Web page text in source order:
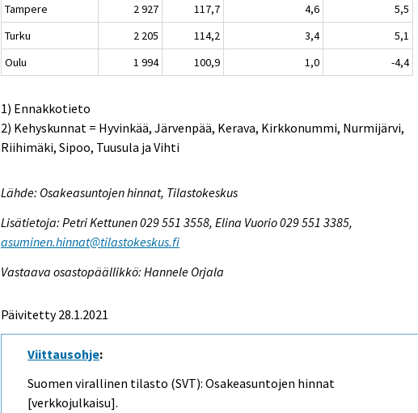
Tampere
2 927 117,7 4,6
5,5
Turku
2 205 114,2 3,4
5,1
Oulu
1 994 100,9 1,0 -4,4
1) Ennakkotieto
2) Kehyskunnat = Hyvinkää, Järvenpää, Kerava, Kirkkonummi, Nurmijärvi,
Riihimäki, Sipoo, Tuusula ja Vihti
Lähde: Osakeasuntojen hinnat, Tilastokeskus
Lisätietoja: Petri Kettunen 029 551 3558, Elina Vuorio 029 551 3385,
asuminen.hinnat@tilastokeskus.fi
Vastaava osastopäällikkö: Hannele Orjala
Päivitetty 28.1.2021
Viittausohje:
Suomen virallinen tilasto (SVT): Osakeasuntojen hinnat
[verkkojulkaisu].